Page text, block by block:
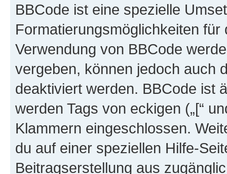
BBCode ist eine spezielle
Formatierungsmöglichkeiten
Verwendung von BBCode
vergeben, können jedoch auch
deaktiviert werden. BBCode ist
werden Tags von eckigen („[“
Klammern eingeschlossen.
du auf einer speziellen Hilfe-
Beitragserstellung aus